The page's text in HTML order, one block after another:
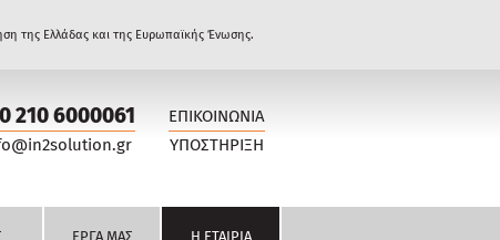
της Ελλάδας και της Ευρωπαϊκής Ένωσης.
210 6000061
ΕΠΙΚΟΙΝΩΝΙΑ
ΥΠΟΣΤΗΡΙΞΗ
ΕΡΓΑ ΜΑΣ Η ΕΤΑΙΡΙΑ